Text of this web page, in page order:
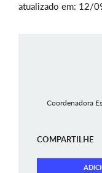
atualizado em: 12/
Coordenadora
COMPARTILHE